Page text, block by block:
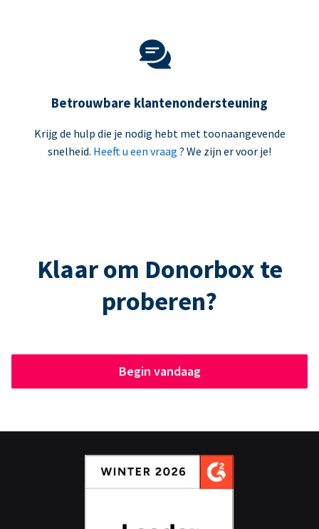
Betrouwbare klantenondersteuning
Krijg de hulp die je nodig hebt met toonaangevende
snelheid. Heeft u een vraag ? We zijn er voor je!
Klaar om Donorbox te
proberen?
Begin vandaag